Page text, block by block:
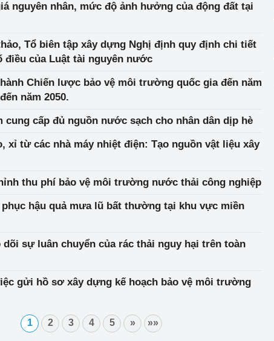
nguyên nhân, mức độ ảnh hưởng của động đất tại
Tổ biên tập xây dựng Nghị định quy định chi tiết
điều của Luật tài nguyên nước
Chiến lược bảo vệ môi trường quốc gia đến năm
năm 2050.
cung cấp đủ nguồn nước sạch cho nhân dân dịp hè
xỉ từ các nhà máy nhiệt điện: Tạo nguồn vật liệu xây
thu phí bảo vệ môi trường nước thải công nghiệp
hậu quả mưa lũ bất thường tại khu vực miền
sự luân chuyển của rác thải nguy hại trên toàn
gửi hồ sơ xây dựng kế hoạch bảo vệ môi trường
1 2 3 4 5 » »»